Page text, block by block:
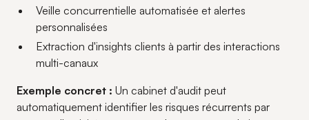
Veille concurrentielle automatisée et alertes
personnalisées
Extraction d'insights clients à partir des interactions
multi-canaux
Exemple concret : Un cabinet d'audit peut
automatiquement identifier les risques récurrents par